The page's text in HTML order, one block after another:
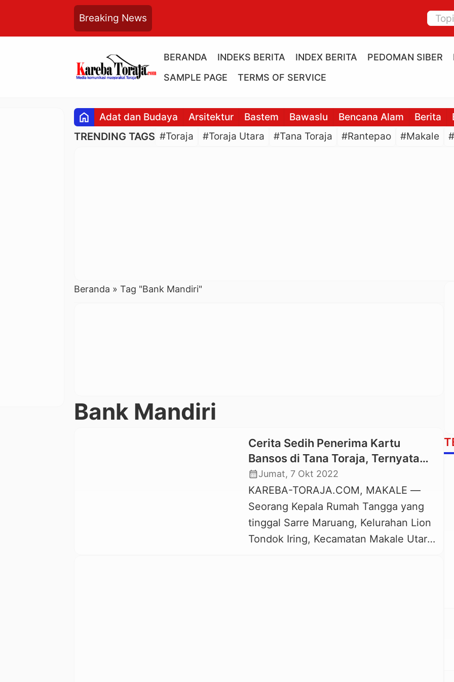
Breaking News
BERANDA INDEKS BERITA INDEX BERITA PEDOMAN SIBER
SAMPLE PAGE
TERMS OF SERVICE
home Adat dan Budaya Arsitektur Bastem Bawaslu Bencana Alam Berita
TRENDING TAGS #Toraja #Toraja Utara #Tana Toraja #Rantepao #Makale
Beranda » Tag "Bank Mandiri"
Bank Mandiri
Cerita Sedih Penerima Kartu
Bansos di Tana Toraja, Ternyata
Isinya Kosong
calendar_monthJumat, 7 Okt 2022
KAREBA-TORAJA.COM, MAKALE —
Seorang Kepala Rumah Tangga yang
tinggal Sarre Maruang, Kelurahan Lion
Tondok Iring, Kecamatan Makale Utara,